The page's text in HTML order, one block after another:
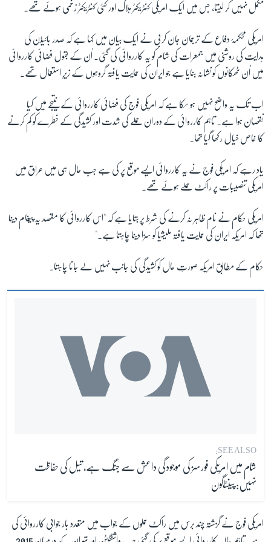
زبان
مکمل نہیں کر لیتا، جس میں ایک امریکی کنٹریکٹر ہلاک اور کئی کنٹریکٹر زخمی ہوئے تھے۔
امریکی محکمۂ دفاع کے ترجمان جان کربی نے ایک بیان میں کہا ہے کہ صدر بائیڈن کی
ہدایت کی روشنی میں جمعرات کی شام کو یہ کارروائی کی گئی۔ اُن کے بقول فضائی کارروائی
میں اُن ٹھکانوں کو نشانہ بنایا ہے جو ایران کی حمایت یافتہ گروہوں کے زیرِ استعمال تھے۔
اب تک یہ واضح نہیں ہو سکا ہے کہ امریکی فوج کی فضائی کارروائی کے نتیجے میں کیا
نقصان ہوا ہے۔ تاہم کارروائی کے دوران حملے کی شدت اور کشیدگی کے خطرے کو کم کرنے
کا خاص خیال رکھا گیا تھا۔
یاد رہے کہ امریکی فوج نے یہ کارروائی ایسے موقع پر کی ہے جب حال ہی میں عراق میں
امریکی تنصیبات پر راکٹ حملے ہوئے تھے۔
امریکی حکام نے نام ظاہر نہ کرنے کی شرط پر بتایا ہے کہ "اس کارروائی کا مقصد یہ پیغام دینا
تھا کہ امریکہ ایران کی حمایت یافتہ ملیشیا کو سزا دینا چاہتا ہے۔"
حکام کے مطابق امریکہ صورتِ حال کو کشیدگی کی جانب نہیں لے جانا چاہتا۔
SEE ALSO:
شام میں امریکی فورسز کی موجودگی داعش سے جنگ ہے، تیل کی حفاظت
نہیں: پینٹاگون
امریکی فوج نے گزشتہ چند برس میں راکٹ حملوں کے جواب میں متعدد بار جوابی کارروائی کی